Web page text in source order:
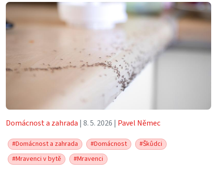
Domácnost a zahrada | 8. 5. 2026 | Pavel Němec
#Domácnost a zahrada #Domácnost
#Škůdci
#Mravenci v bytě
#Mravenci